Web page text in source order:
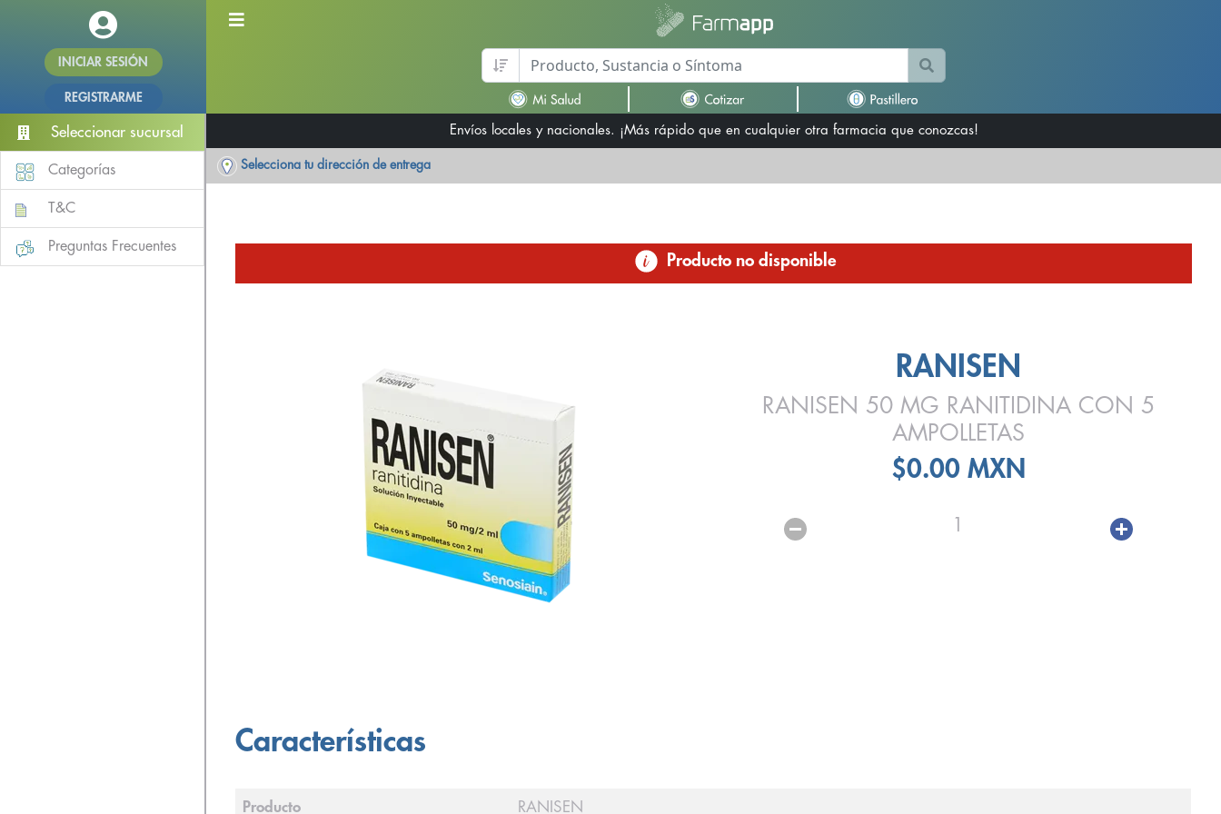
INICIAR SESIÓN
REGISTRARME
Seleccionar sucursal
Categorías
T&C
Preguntas Frecuentes
Envíos locales y nacionales. ¡Más rápido que en cualquier otra farmacia que conozcas!
Selecciona tu dirección de entrega
Producto no disponible
RANISEN
RANISEN 50 MG RANITIDINA CON 5
AMPOLLETAS
$0.00 MXN
1
Características
Producto RANISEN